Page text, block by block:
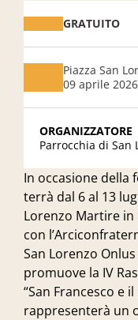
In occasione della
terrà dal 6 al 13
Lorenzo Martire
con
San Lorenzo
promuove la IV
“San Francesco e
rappresenterà un
GRATUITO
Piazza San
09 aprile
ORGANIZZATORE
Parrocchia di San